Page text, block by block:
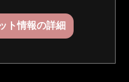
ト情報の詳細